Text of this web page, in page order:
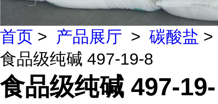
首页 > 产品展厅 > 碳酸盐 >
食品级纯碱 497-19-8
食品级纯碱 497-19-